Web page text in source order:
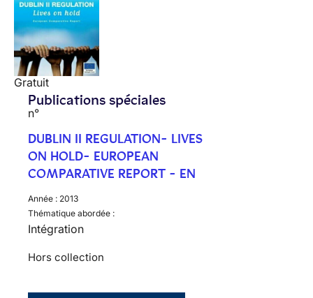
Gratuit
Publications spéciales
n°
DUBLIN II REGULATION- LIVES
ON HOLD- EUROPEAN
COMPARATIVE REPORT - EN
Année : 2013
Thématique abordée :
Intégration
Hors collection